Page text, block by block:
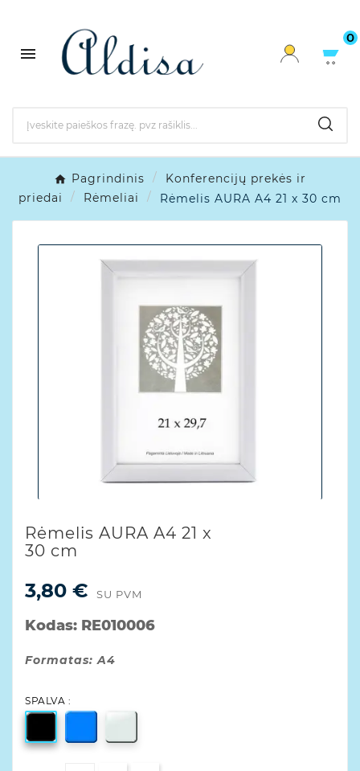

0
Pagrindinis
Konferencijų prekės ir
priedai
Rėmeliai Rėmelis AURA A4 21 x 30 cm
Rėmelis AURA A4 21 x
30 cm
3,80 € SU PVM
Kodas: RE010006
Formatas: A4
SPALVA :